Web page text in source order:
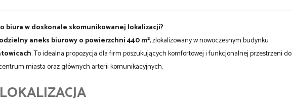
biura w doskonale skomunikowanej lokalizacji?
aneks biurowy o powierzchni 440 m², zlokalizowany w nowoczesnym budynku
. To idealna propozycja dla firm poszukujących komfortowej i funkcjonalnej przestrzeni do
miasta oraz głównych arterii komunikacyjnych.